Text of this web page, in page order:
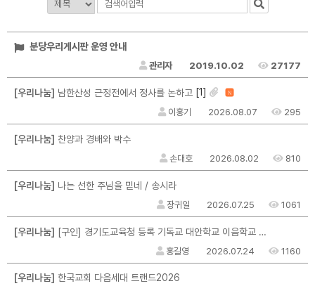
분당우리게시판 운영 안내
관리자 2019.10.02 27177
[우리나눔] 남한산성 근정전에서 정사를 논하고 [1] N
이홍기 2026.08.07 295
[우리나눔] 찬양과 경배와 박수
손대호 2026.08.02 810
[우리나눔] 나는 선한 주님을 믿네 / 송시라
장귀일 2026.07.25 1061
[우리나눔] [구인] 경기도교육청 등록 기독교 대안학교 이음학교 교직원 채용 공고
홍길영 2026.07.24 1160
[우리나눔] 한국교회 다음세대 트랜드2026